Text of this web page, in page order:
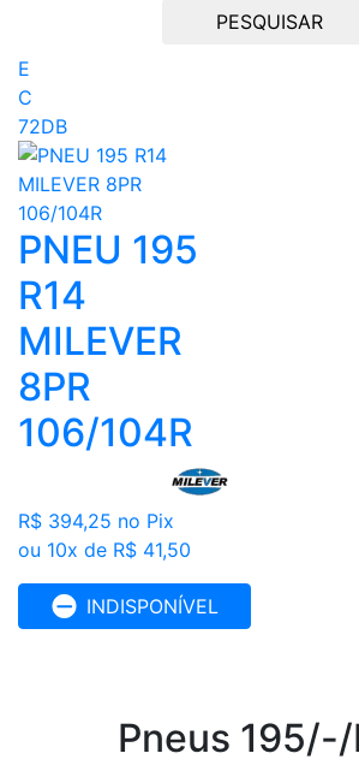
PESQUISAR
E
C
72DB
PNEU 195
R14
MILEVER
8PR
106/104R
R$ 394,25 no Pix
ou 10x de R$ 41,50
INDISPONÍVEL
Pneus 195/-/